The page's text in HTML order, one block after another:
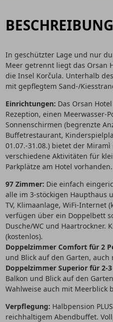
BESCHREIBUNG
In geschützter Lage und nur
Meer getrennt liegt das Orsan
die Insel Korčula. Unterhalb
mit gepflegtem Sand-/
Einrichtungen: Das Orsan
Rezeption, einen Meerwasser-
Sonnenschirmen (begrenzte
Buffetrestaurant,
01.07.-31.08.) bietet der Miramì
verschiedene Aktivitäten für
Parkplätze am Hotel vorhanden.
97 Zimmer: Die einfach
alle im 3-stöckigen Haupthaus
TV, Klimaanlage, WiFi-Internet
verfügen über ein Doppelbett
Dusche/WC und Haartrockner.
(kostenlos).
Doppelzimmer Comfort für 2
und Blick auf den Garten,
Doppelzimmer Superior für 2-
Balkon und Blick auf den
Wahlweise auch mit Meerblick
Verpflegung: Halbpension
reichhaltigem Abendbuffet.